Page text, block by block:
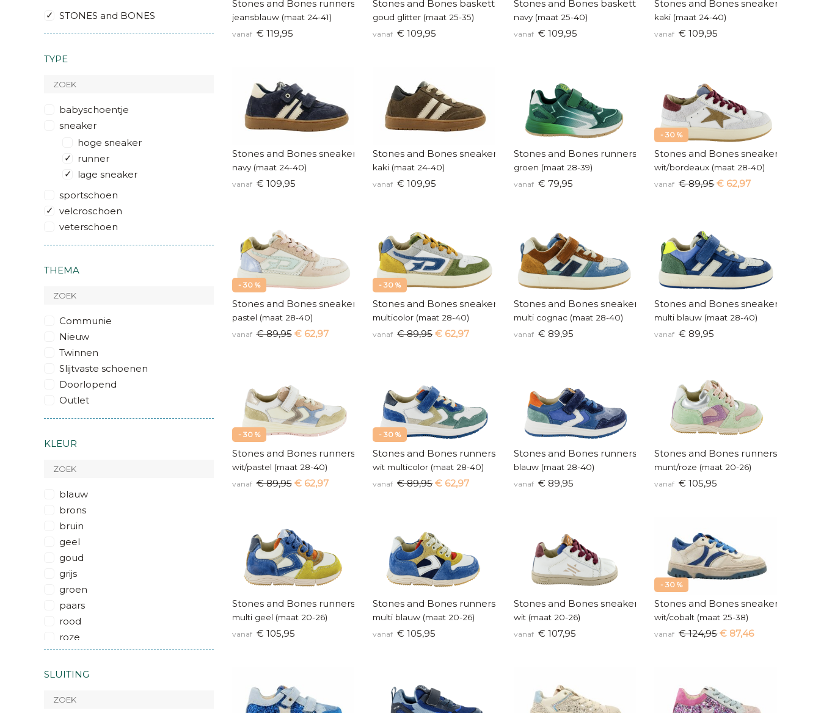
STONES and BONES
TYPE
babyschoentje
sneaker
hoge sneaker
runner
lage sneaker
sportschoen
velcroschoen
veterschoen
THEMA
Communie
Nieuw
Twinnen
Slijtvaste schoenen
Doorlopend
Outlet
KLEUR
blauw
brons
bruin
geel
goud
grijs
groen
paars
rood
roze
wit
zilver
multicolor
SLUITING
Stones and Bones runners
jeansblauw (maat 24-41)
vanaf € 119,95
Stones and Bones basketters
goud glitter (maat 25-35)
vanaf € 109,95
Stones and Bones basketters
navy (maat 25-40)
vanaf € 109,95
Stones and Bones sneakers
kaki (maat 24-40)
vanaf € 109,95
Stones and Bones sneakers
navy (maat 24-40)
vanaf € 109,95
Stones and Bones sneakers
kaki (maat 24-40)
vanaf € 109,95
Stones and Bones runners
groen (maat 28-39)
vanaf € 79,95
- 30 %
Stones and Bones sneakers
wit/bordeaux (maat 28-40)
vanaf € 89,95 € 62,97
- 30 %
Stones and Bones sneakers
pastel (maat 28-40)
vanaf € 89,95 € 62,97
- 30 %
Stones and Bones sneakers
multicolor (maat 28-40)
vanaf € 89,95 € 62,97
Stones and Bones sneakers
multi cognac (maat 28-40)
vanaf € 89,95
Stones and Bones sneakers
multi blauw (maat 28-40)
vanaf € 89,95
- 30 %
Stones and Bones runners
wit/pastel (maat 28-40)
vanaf € 89,95 € 62,97
- 30 %
Stones and Bones runners
wit multicolor (maat 28-40)
vanaf € 89,95 € 62,97
Stones and Bones runners
blauw (maat 28-40)
vanaf € 89,95
Stones and Bones runners
munt/roze (maat 20-26)
vanaf € 105,95
Stones and Bones runners
multi geel (maat 20-26)
vanaf € 105,95
Stones and Bones runners
multi blauw (maat 20-26)
vanaf € 105,95
Stones and Bones sneakertje
wit (maat 20-26)
vanaf € 107,95
- 30 %
Stones and Bones sneakers
wit/cobalt (maat 25-38)
vanaf € 124,95 € 87,46